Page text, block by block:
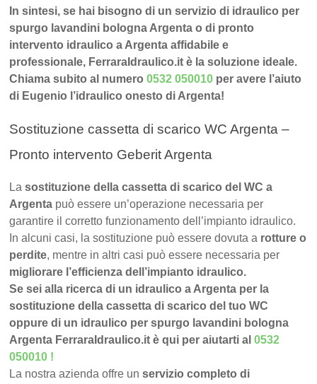
In sintesi, se hai bisogno di un servizio di idraulico per
spurgo lavandini bologna Argenta o di pronto
intervento idraulico a Argenta affidabile e
professionale, FerraraIdraulico.it è la soluzione ideale.
Chiama subito al numero0532 050010 per avere l’aiuto
di Eugenio l’idraulico onesto di Argenta!
Sostituzione cassetta di scarico WC Argenta –
Pronto intervento Geberit Argenta
Lasostituzione della cassetta di scarico del WC a
Argenta può essere un’operazione necessaria per
garantire il corretto funzionamento dell’impianto idraulico.
In alcuni casi, la sostituzione può essere dovuta a rotture o
perdite, mentre in altri casi può essere necessaria per
migliorare l’efficienza dell’impianto idraulico.
Se sei alla ricerca di un idraulico a Argenta per la
sostituzione della cassetta di scarico del tuo WC
oppure di un idraulico per spurgo lavandini bologna
Argenta FerraraIdraulico.it è qui per aiutarti al0532
050010 !
La nostra azienda offre unservizio completo di